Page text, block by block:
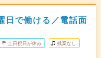
日で働ける／電話面
土日祝日が休み 残業なし